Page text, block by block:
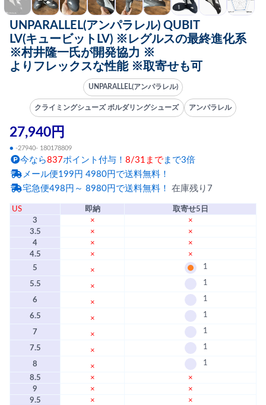
UNPARALLEL(アンパラレル) QUBIT
LV(キュービットLV) ※レグルスの最終進化系
※村井隆一氏が開発協力 ※
よりフレックスな性能 ※取寄せも可
UNPARALLEL(アンパラレル)
クライミングシューズ ボルダリングシューズ アンパラレル
27,940円
● -27940- 180178809
今なら837ポイント付与！ 8/31まで まで3倍
メール便199円 4980円で送料無料！
宅急便498円～ 8980円で送料無料！ 在庫残り7
US 即納
取寄せ5日
3
×
×
3.5
×
×
4
×
×
4.5
×
×
5
× 1
5.5 × 1
6 × 1
6.5 × 1
7 × 1
7.5 × 1
8 × 1
8.5 ×
×
9
×
×
9.5
×
×